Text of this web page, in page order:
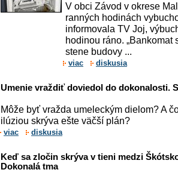
V obci Závod v okrese
ranných hodinách
informovala TV Joj,
hodinou ráno.
stene budovy ...
viac diskusia
Umenie vraždiť doviedol do dokonalosti.
Môže byť vražda umeleckým dielom? A
ilúziou skrýva ešte väčší plán?
viac diskusia
Keď sa zločin skrýva v tieni medzi
Dokonalá tma